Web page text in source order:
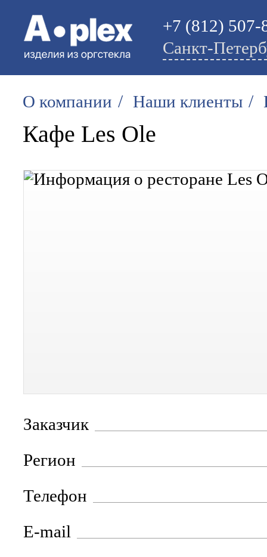
+7 (812) 507-
Санкт-
О компании / Наши клиенты /
Кафе Les Ole
Заказчик
Регион
Телефон
E-mail